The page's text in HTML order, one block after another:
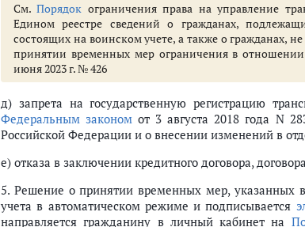
См.Порядок ограничения права на управление
Едином реестре сведений о гражданах,
состоящих на воинском учете, а также о гражданах,
принятии временных мер ограничения в
июня 2023 г. № 426
д) запрета на государственную регистрацию
Федеральным законом от 3 августа 2018 года N
Российской Федерации и о внесении изменений в
е) отказа в заключении кредитного договора,
5. Решение о принятии временных мер, указанных
учета в автоматическом режиме и подписывается
направляется гражданину в личный кабинет на